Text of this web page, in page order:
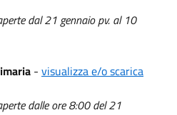
dal 21 gennaio pv. al 10
- visualizza e/o scarica
dalle ore 8:00 del 21